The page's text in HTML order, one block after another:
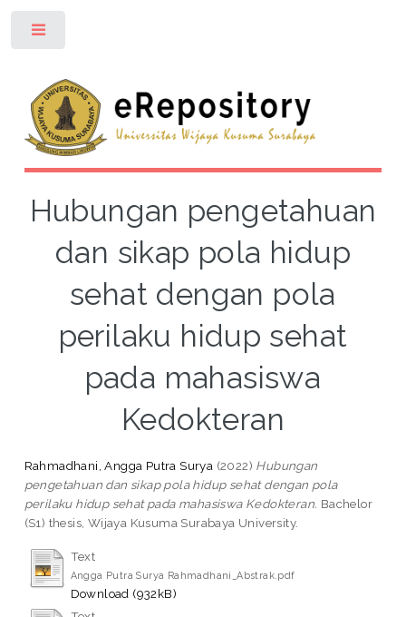
Hubungan pengetahuan
dan sikap pola hidup
sehat dengan pola
perilaku hidup sehat
pada mahasiswa
Kedokteran
Rahmadhani, Angga Putra Surya (2022) Hubungan
pengetahuan dan sikap pola hidup sehat dengan pola
perilaku hidup sehat pada mahasiswa Kedokteran. Bachelor
(S1) thesis, Wijaya Kusuma Surabaya University.
Text
Angga Putra Surya Rahmadhani_Abstrak.pdf
Download (932kB)